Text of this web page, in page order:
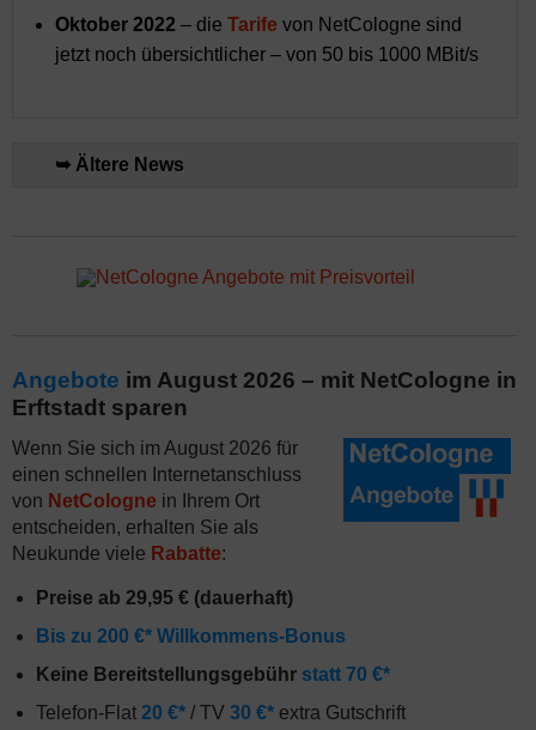
Oktober 2022 – die Tarife von NetCologne sind
jetzt noch übersichtlicher – von 50 bis 1000 MBit/s
➥ Ältere News
Angebote im August 2026 – mit NetCologne in
Erftstadt sparen
Wenn Sie sich im August 2026 für
einen schnellen Internetanschluss
von NetCologne in Ihrem Ort
entscheiden, erhalten Sie als
Neukunde viele Rabatte:
Preise ab 29,95 € (dauerhaft)
Bis zu 200 €* Willkommens-Bonus
Keine Bereitstellungsgebühr statt 70 €*
Telefon-Flat 20 €* / TV 30 €* extra Gutschrift